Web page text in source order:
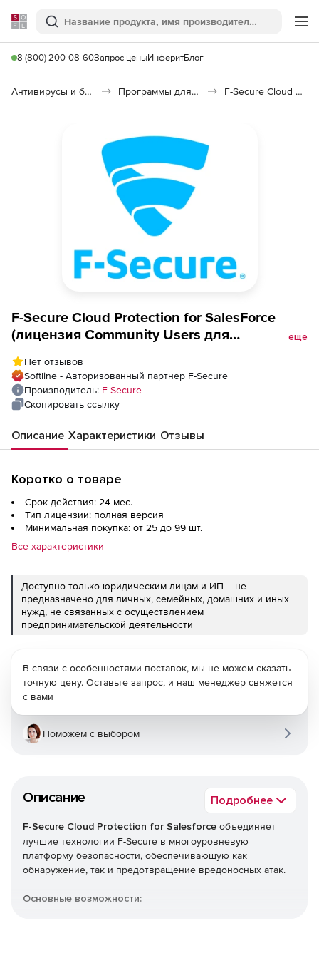
Softline
Поиск
8 (800) 200-08-60Запрос ценыИнферитБлог
Антивирусы и безопасность Программы для защиты информации F-Secure Cloud Protection for Salesforce
F-Secure Cloud Protection for SalesForce
(лицензия Community Users для
Количество лицензий
еще
Нет отзывов
Softline - Авторизованный партнер F-Secure
Производитель: F-Secure
Скопировать ссылку
Описание Характеристики Отзывы
Коротко о товаре
Срок действия: 24 мес.
Тип лицензии: полная версия
Минимальная покупка: от 25 до 99 шт.
Все характеристики
Доступно только юридическим лицам и ИП – не
предназначено для личных, семейных, домашних и иных
нужд, не связанных с осуществлением
предпринимательской деятельности
Описание Подробнее
F-Secure Cloud Protection for Salesforce объединяет
лучшие технологии F-Secure в многоуровневую
платформу безопасности, обеспечивающую как
обнаружение, так и предотвращение вредоносных атак.
Основные возможности:
В связи с особенностями поставок, мы не можем сказать
точную цену. Оставьте запрос, и наш менеджер свяжется
с вами
Поможем с выбором